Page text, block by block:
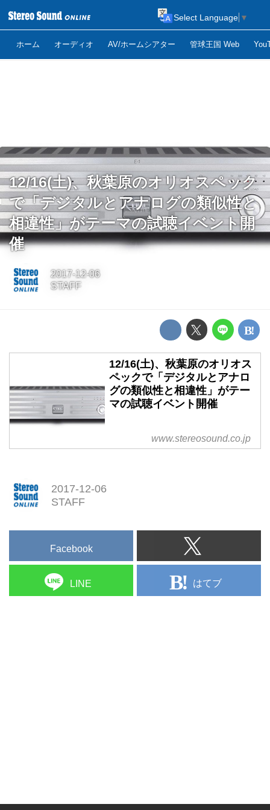
ホーム オーディオ AV/ホームシアター 管球王国 Web
Select Language ▼
12/16(土)、秋葉原のオリオスペック
で「デジタルとアナログの類似性と
相違性」がテーマの試聴イベント開
催
2017-12-06
STAFF
12/16(土)、秋葉原のオリオス
ペックで「デジタルとアナロ
グの類似性と相違性」がテー
マの試聴イベント開催
www.stereosound.co.jp
2017-12-06
STAFF
Facebook
LINE はてブ